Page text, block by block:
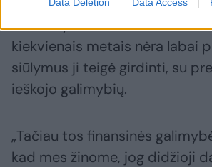
kad derybos dėl darbo
kiekvienais metais nėra labai
siūlymus ji teigė girdinti, su
ieškojo galimybių.
„Tačiau tos finansinės
kad mes žinome, jog didžioji